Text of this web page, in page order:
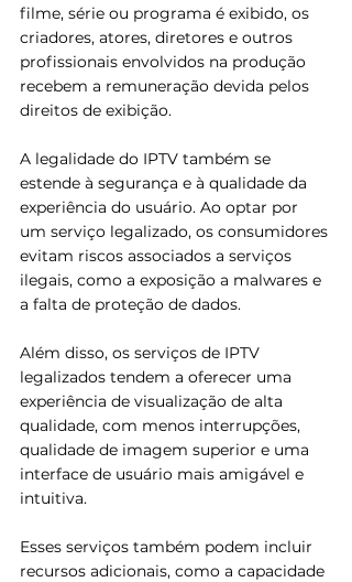
filme, série ou programa é exibido, os
criadores, atores, diretores e outros
profissionais envolvidos na produção
recebem a remuneração devida pelos
direitos de exibição.
A legalidade do IPTV também se
estende à segurança e à qualidade da
experiência do usuário. Ao optar por
um serviço legalizado, os consumidores
evitam riscos associados a serviços
ilegais, como a exposição a malwares e
a falta de proteção de dados.
Além disso, os serviços de IPTV
legalizados tendem a oferecer uma
experiência de visualização de alta
qualidade, com menos interrupções,
qualidade de imagem superior e uma
interface de usuário mais amigável e
intuitiva.
Esses serviços também podem incluir
recursos adicionais, como a capacidade